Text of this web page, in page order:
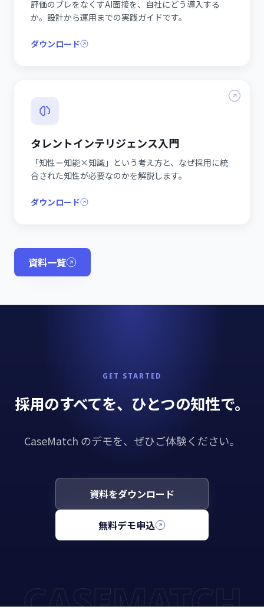
評価のブレをなくすAI面接を、自社にどう導入する
か。設計から運用までの実践ガイドです。
ダウンロード
タレントインテリジェンス入門
「知性＝知能×知識」という考え方と、なぜ採用に統
合された知性が必要なのかを解説します。
ダウンロード
資料一覧
CASEMATCH
GET STARTED
採用のすべてを、ひとつの知性で。
CaseMatch のデモを、ぜひご体験ください。
資料をダウンロード
無料デモ申込